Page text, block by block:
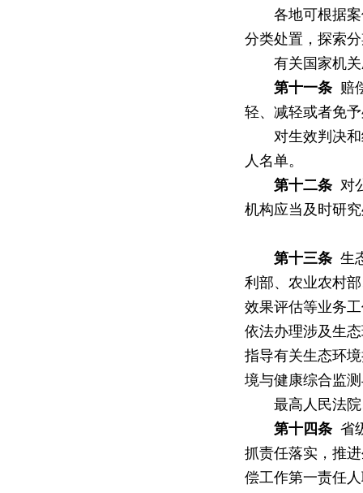
各地可根据案
分类处置，探索
有关国家机关
第十一条 赔
轻、减轻或者免
对生效判决和
人名单。
第十二条 对
机构应当及时研
第十三条 生
利部、农业农村
效果评估等业务
依法办理涉及生
指导有关生态环
境与健康综合监
最高人民法院
第十四条 省
抓责任落实，推
偿工作第一责任